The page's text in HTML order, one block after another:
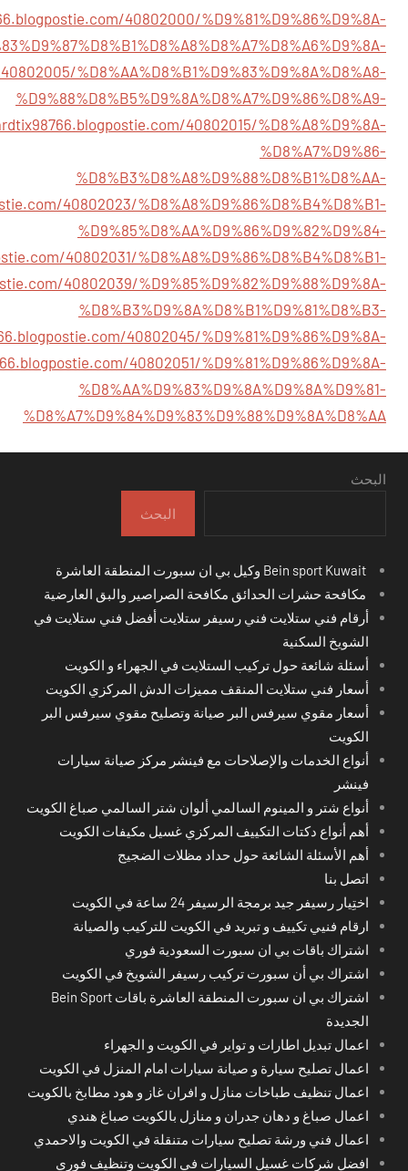
40802000/%D9%81%D9%86%D9%8A-
%D8%AA%D8%B1%D9%83%D9%8A%D8%A8-
%D9%88%D8%B5%D9%8A%D8%A7%D9%86%D8%A9-
40802015/%D8%A8%D9%8A-
%D8%A7%D9%86-
%D8%B3%D8%A8%D9%88%D8%B1%D8%AA-
40802023/%D8%A8%D9%86%D8%B4%D8%B1-
%D9%85%D8%AA%D9%86%D9%82%D9%84-
40802031/%D8%A8%D9%86%D8%B4%D8%B1-
40802039/%D9%85%D9%82%D9%88%D9%8A-
%D8%B3%D9%8A%D8%B1%D9%81%D8%B3-
40802045/%D9%81%D9%86%D9%8A-
40802051/%D9%81%D9%86%D9%8A-
%D8%AA%D9%83%D9%8A%D9%8A%D9%81-
%D8%A7%D9%84%D9%83%D9%88%D9%8A%D8%AA
البحث
البحث
مكافحة حشرات الحدائق مكافحة الصراصير والبق العارضية
أرقام فني ستلايت فني رسيفر ستلايت أفضل فني ستلايت في
الشويخ السكنية
أسئلة شائعة حول تركيب الستلايت في الجهراء و الكويت
أسعار فني ستلايت المنقف مميزات الدش المركزي الكويت
أسعار مقوي سيرفس البر صيانة وتصليح مقوي سيرفس البر
الكويت
أنواع الخدمات والإصلاحات مع فينشر مركز صيانة سيارات
فينشر
أنواع شتر و المينوم السالمي ألوان شتر السالمي صباغ الكويت
أهم أنواع دكتات التكييف المركزي غسيل مكيفات الكويت
أهم الأسئلة الشائعة حول حداد مظلات الضجيج
اتصل بنا
اختِيار رسيفر جيد برمجة الرسيفر 24 ساعة في الكويت
ارقام فنيي تكييف و تبريد في الكويت للتركيب والصيانة
اشتراك باقات بي ان سبورت السعودية فوري
اشتراك بي أن سبورت تركيب رسيفر الشويخ في الكويت
اشتراك بي ان سبورت المنطقة العاشرة باقات Bein Sport
الجديدة
اعمال تبديل اطارات و تواير في الكويت و الجهراء
اعمال تصليح سيارة و صيانة سيارات امام المنزل في الكويت
اعمال تنظيف طباخات منازل و افران غاز و هود مطابخ بالكويت
اعمال صباغ و دهان جدران و منازل بالكويت صباغ هندي
اعمال فني ورشة تصليح سيارات متنقلة في الكويت والاحمدي
افضل شركات غسيل السيارات في الكويت وتنظيف فوري